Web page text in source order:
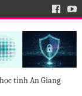
tỉnh An Giang